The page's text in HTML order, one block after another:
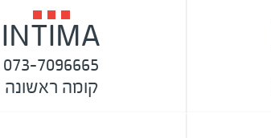
INTIMA
073-7096665
קומה ראשונה